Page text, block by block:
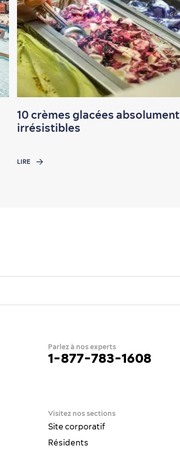
10 crèmes glacées absolument
irrésistibles
LIRE
Parlez à nos experts
1-877-783-1608
Visitez nos sections
Site corporatif
Résidents